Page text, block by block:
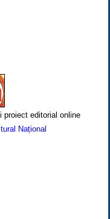
editorial online
Național